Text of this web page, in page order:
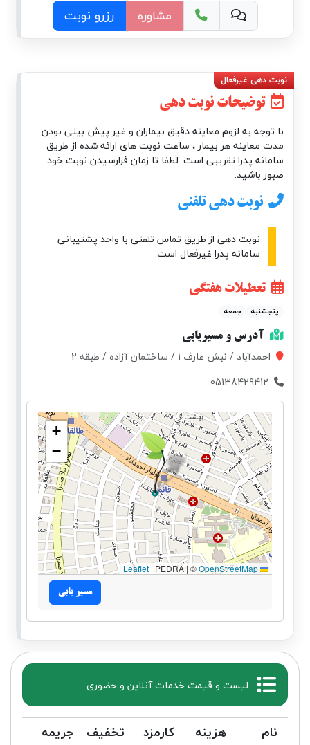
مشاوره رزرو نوبت
توضیحات نوبت دهی
با توجه به لزوم معاینه دقیق بیماران و غیر پیش بینی بودن
مدت معاینه هر بیمار ، ساعت نوبت های ارائه شده از طریق
سامانه پدرا تقریبی است. لطفا تا زمان فرارسیدن نوبت خود
صبور باشید.
نوبت دهی تلفنی
نوبت دهی از طریق تماس تلفنی با واحد پشتیبانی
سامانه پدرا غیرفعال است.
تعطیلات هفتگی
پنجشنبه جمعه
آدرس و مسیریابی
احمدآباد / نبش عارف ۱ / ساختمان آزاده / طبقه 2
+
−
| PEDRA | ©OpenStreetMap
مسیر یابی
لیست و قیمت خدمات آنلاین و حضوری
نام
هزینه
کارمزد
تخفیف
جریمه